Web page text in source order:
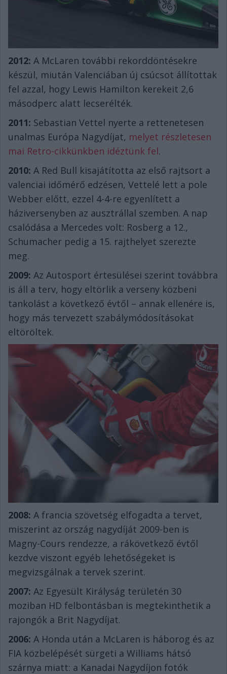
2012: A McLaren további rekorddöntésekre
készül, miután Valenciában új csúcsot állítottak
fel azzal, hogy Lewis Hamilton kerekeit 2,6
másodperc alatt lecserélték.
2011: Sebastian Vettel nyerte a rettenetesen
unalmas Európa Nagydíjat, melyet részletesen
mai Retro-cikkünkben idéztünk fel.
2010: A Red Bull kisajátította az első rajtsort a
valenciai időmérő edzésen, Vettelé lett a pole
Webber előtt, ezzel 4-4-re egyenlített a
háziversenyben az ausztrállal szemben. A nap
csalódása a Mercedes volt: Rosberg a 12.,
Schumacher pedig a 15. rajthelyet szerezte
meg.
2009: Az Autosport értesülései szerint továbbra
is áll a terv, hogy eltörlik a verseny közbeni
tankolást a következő évtől – annak ellenére is,
hogy más tervezett szabálymódosításokat
eltöröltek.
2008: A francia szövetség elfogadta a tervet,
miszerint az ország nagydíját 2009-ben is
Magny-Cours rendezze, a rákövetkező évtől
kezdve viszont egyéb lehetőségeket is
megvizsgálnak a tervek szerint.
2007: Az Egyesült Királyság területén 30
moziban HD felbontásban is megtekinthetik a
rajongók a Brit Nagydíjat.
2006: A Honda után a McLaren is háborog és az
FIA közbelépését sürgeti a Williams hátsó
szárnya miatt: a Kanadai Nagydíjon fotók